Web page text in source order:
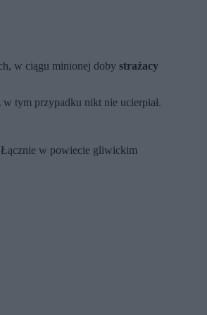
w ciągu minionej doby strażacy
tym przypadku nikt nie ucierpiał.
Łącznie w powiecie gliwickim